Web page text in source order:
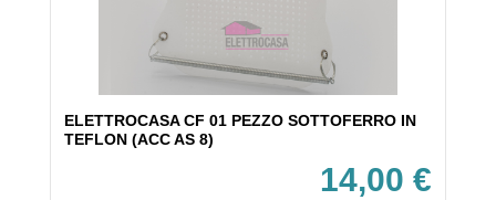
ELETTROCASA CF 01 PEZZO SOTTOFERRO IN
TEFLON (ACC AS 8)
14,00 €